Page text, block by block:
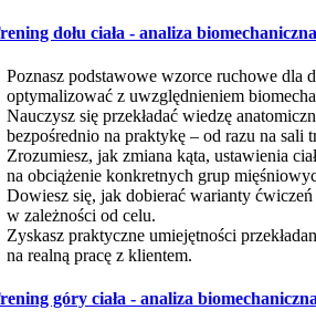
dołu ciała - analiza
Poznasz podstawowe wzorce ruchowe dla
optymalizować z uwzględnieniem
Nauczysz się przekładać wiedzę
bezpośrednio na praktykę – od razu na sali
Zrozumiesz, jak zmiana kąta, ustawienia
na obciążenie konkretnych grup
Dowiesz się, jak dobierać warianty
w zależności od celu.
Zyskasz praktyczne umiejętności
na realną pracę z klientem.
góry ciała - analiza